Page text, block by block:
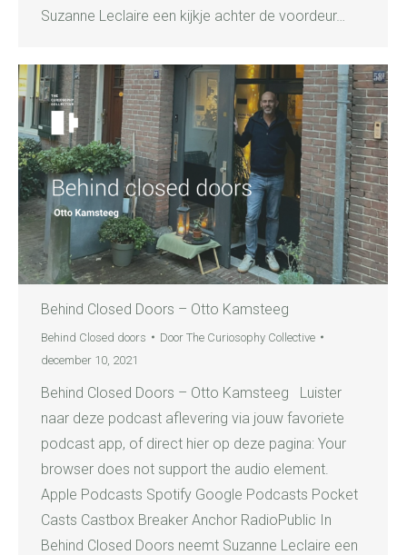
Suzanne Leclaire een kijkje achter de voordeur…
Behind Closed Doors – Otto Kamsteeg
Behind Closed doors Door The Curiosophy Collective
december 10, 2021
Behind Closed Doors – Otto Kamsteeg Luister
naar deze podcast aflevering via jouw favoriete
podcast app, of direct hier op deze pagina: Your
browser does not support the audio element.
Apple Podcasts Spotify Google Podcasts Pocket
Casts Castbox Breaker Anchor RadioPublic In
Behind Closed Doors neemt Suzanne Leclaire een